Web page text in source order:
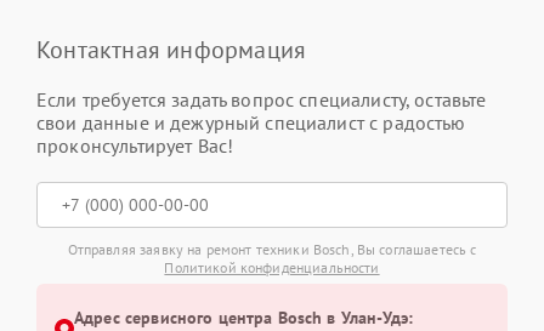
Контактная информация
Если требуется задать вопрос специалисту, оставьте
свои данные и дежурный специалист с радостью
проконсультирует Вас!
Отправляя заявку на ремонт техники Bosch, Вы соглашаетесь с
Политикой конфиденциальности
Адрес сервисного центра Bosch в Улан-Удэ: